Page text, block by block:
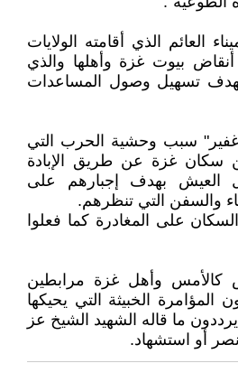
العائم الذي أقامته الولايات
أنقاض بيوت غزة وأهلها والذي
بهدف تسهيل وصول المساعدات
سبب وحشية الحرب التي
سكان غزة عن طريق الإبادة
العيش بهدف إجبارهم على
والسفن التي تنظرهم.
على المغادرة كما فعلوا
كالأمس وأهل غزة مرابطين
المؤامرة الخبيثة التي يحيكها
ما قاله الشهيد الشيخ عز
نصر أو استشهاد.